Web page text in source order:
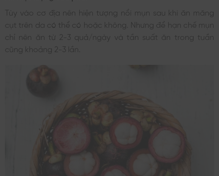
Tùy vào cơ địa nên hiện tượng nổi mụn sau khi ăn măng
cụt trên da có thể có hoặc không. Nhưng để hạn chế mụn
chỉ nên ăn từ 2-3 quả/ngày và tần suất ăn trong tuần
cũng khoảng 2-3 lần.